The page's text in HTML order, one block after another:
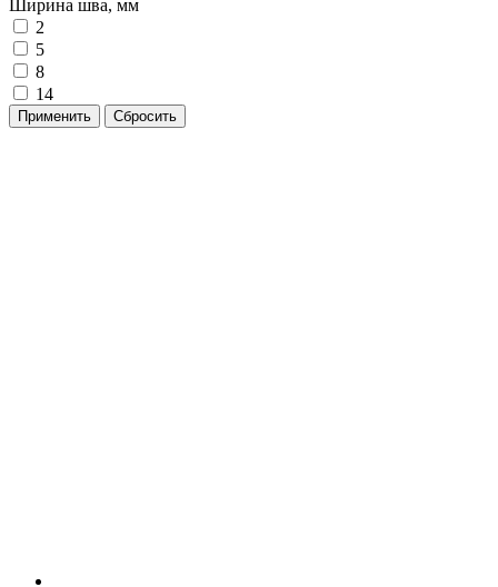
Ширина шва, мм
2
5
8
14
Применить Сбросить